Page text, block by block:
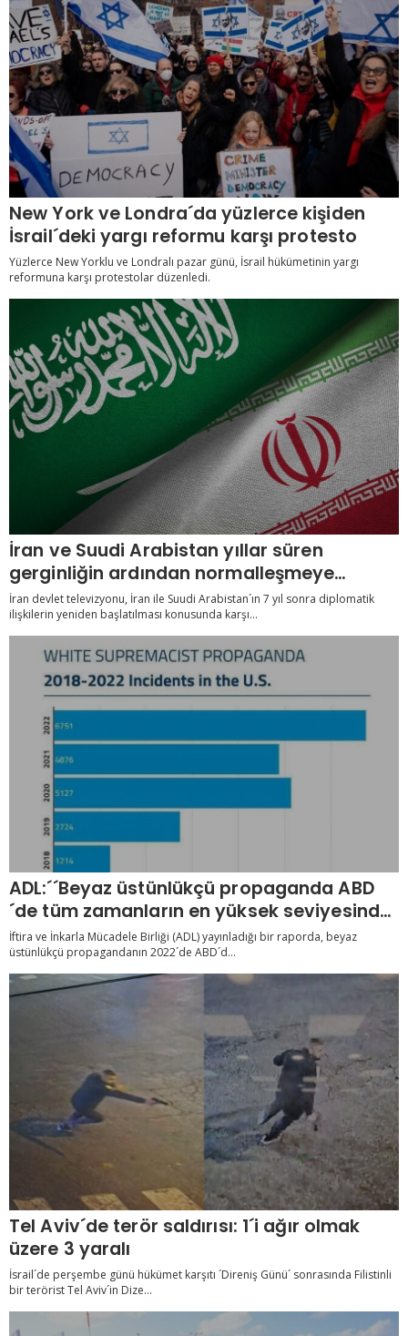
New York ve Londra´da yüzlerce kişiden
İsrail´deki yargı reformu karşı protesto
Yüzlerce New Yorklu ve Londralı pazar günü, İsrail hükümetinin yargı
reformuna karşı protestolar düzenledi.
İran ve Suudi Arabistan yıllar süren
gerginliğin ardından normalleşmeye
gidiyor
İran devlet televizyonu, İran ile Suudi Arabistan´ın 7 yıl sonra diplomatik
ilişkilerin yeniden başlatılması konusunda karşı...
ADL:´´Beyaz üstünlükçü propaganda ABD
´de tüm zamanların en yüksek seviyesinde
´´
İftira ve İnkarla Mücadele Birliği (ADL) yayınladığı bir raporda, beyaz
üstünlükçü propagandanın 2022´de ABD´d...
Tel Aviv´de terör saldırısı: 1´i ağır olmak
üzere 3 yaralı
İsrail´de perşembe günü hükümet karşıtı ´Direniş Günü´ sonrasında Filistinli
bir terörist Tel Aviv´in Dize...